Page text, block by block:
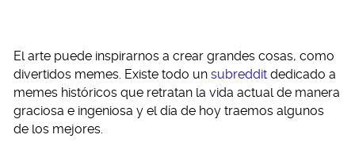
El arte puede inspirarnos a crear grandes cosas, como
divertidos memes. Existe todo un subreddit dedicado a
memes históricos que retratan la vida actual de manera
graciosa e ingeniosa y el día de hoy traemos algunos
de los mejores.